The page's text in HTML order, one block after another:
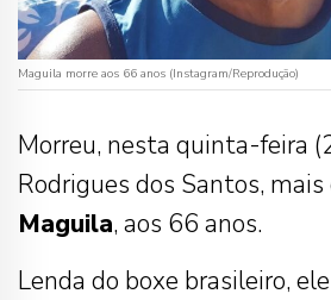
Maguila morre aos 66 anos (Instagram/Reprodução)
Morreu, nesta quinta-feira
Rodrigues dos Santos,
Maguila, aos 66 anos.
Lenda do boxe brasileiro,